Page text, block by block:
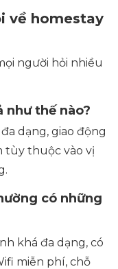
về homestay
người hỏi nhiều
như thế nào?
dạng, giao động
tùy thuộc vào vị
có những
khá đa dạng, có
miễn phí, chỗ